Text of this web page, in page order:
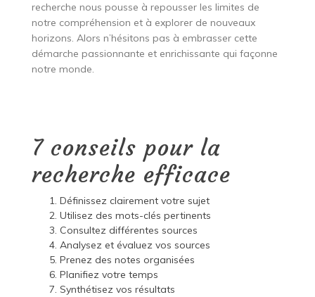
recherche nous pousse à repousser les limites de
notre compréhension et à explorer de nouveaux
horizons. Alors n’hésitons pas à embrasser cette
démarche passionnante et enrichissante qui façonne
notre monde.
7 conseils pour la
recherche efficace
Définissez clairement votre sujet
Utilisez des mots-clés pertinents
Consultez différentes sources
Analysez et évaluez vos sources
Prenez des notes organisées
Planifiez votre temps
Synthétisez vos résultats